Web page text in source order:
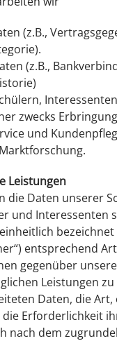
(z.B.,
(z.B.,
zwecks
und
Leistungen
die Daten unserer
und Interessenten
bezeichnet
entsprechend
gegenüber
Leistungen
Daten, die Art,
die Erforderlichkeit
nach dem